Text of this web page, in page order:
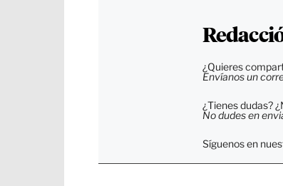
¿Quieres
Envíanos un
¿Tienes dudas?
No dudes en
Síguenos en